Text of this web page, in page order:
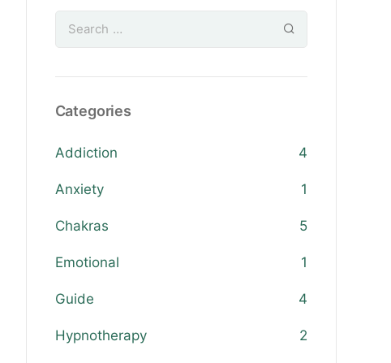
Categories
Addiction 4
Anxiety 1
Chakras 5
Emotional 1
Guide 4
Hypnotherapy 2